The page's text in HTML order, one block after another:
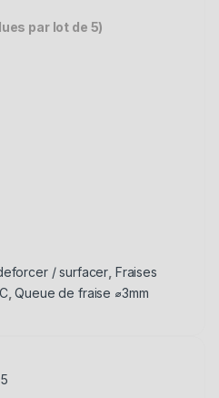
par lot de 5)
/ surfacer Fraises
,Queue de fraise ⌀3mm
5